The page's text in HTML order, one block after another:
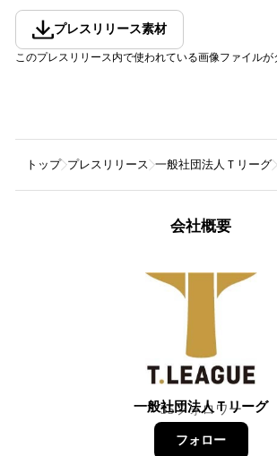
プレスリリース素材
このプレスリリース内で使われている画像ファイル
トップ プレスリリース 一般社団法人Ｔリーグ
会社概要
一般社団法人Ｔリーグ
35フォロワー
フォロー